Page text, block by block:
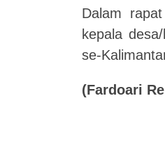
Dalam
kepala
se-
(Fardoari